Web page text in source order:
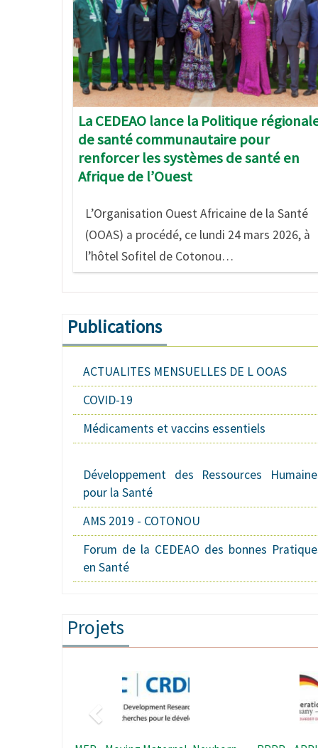
La CEDEAO lance la Politique
de santé communautaire pour
renforcer les systèmes de santé en
Afrique de l’Ouest
L’Organisation Ouest Africaine de la Santé
(OOAS) a procédé, ce lundi 24 mars 2026, à
l’hôtel Sofitel de Cotonou…
Publications
ACTUALITES MENSUELLES DE L OOAS
COVID-19
Médicaments et vaccins essentiels
Développement des Ressources
pour la Santé
AMS 2019 - COTONOU
Forum de la CEDEAO des bonnes
en Santé
Projets